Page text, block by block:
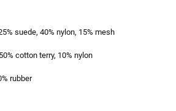
suede, 40% nylon, 15% mesh
cotton terry, 10% nylon
rubber